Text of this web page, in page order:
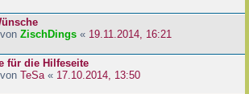
ZischDings « 19.11.2014, 16:21
für die Hilfeseite
TeSa « 17.10.2014, 13:50